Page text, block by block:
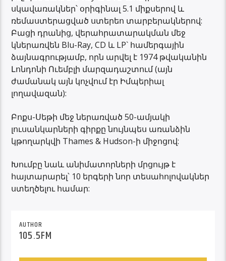
սկավառակներ՝ օրիգինալ 5.1 միքսերով և
ռեմաստերացված ստերեո տարբերակներով:
Բացի դրանից, վերահրատարակման մեջ
կներառվեն Blu-Ray, CD և LP` համերգային
ձայնագրությամբ, որն արվել է 1974 թվականին
Լոնդոնի Ուեմբլի մարզադաշտում (այն
ժամանակ այն կոչվում էր Իմպերիալ
լողավազան):
Բոքս-Սեթի մեջ ներառված 50-ամյակի
լուսանկարների գիրքը նույնպես առանձին
կթողարկվի Thames & Hudson-ի միջոցով:
Խումբը նաև անիմատորների մրցույթ է
հայտարարել՝ 10 երգերի նոր տեսահոլովակներ
ստեղծելու համար:
AUTHOR
105.5FM